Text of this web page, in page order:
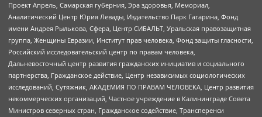
Проект Апрель, Самарская губерния, Эра здоровья, Мемориал,
Аналитический Центр Юрия Левады, Издательство Парк Гагарина, Фонд
имени Андрея Рылькова, Сфера, Центр СИБАЛЬТ, Уральская правозащитная
группа, Женщины Евразии, Институт прав человека, Фонд защиты гласности,
Российский исследовательский центр по правам человека,
Дальневосточный центр развития гражданских инициатив и социального
партнерства, Гражданское действие, Центр независимых социологических
исследований, Сутяжник, АКАДЕМИЯ ПО ПРАВАМ ЧЕЛОВЕКА, Центр развития
некоммерческих организаций, Частное учреждение в Калининграде Совета
Министров северных стран, Гражданское содействие, Трансперенси